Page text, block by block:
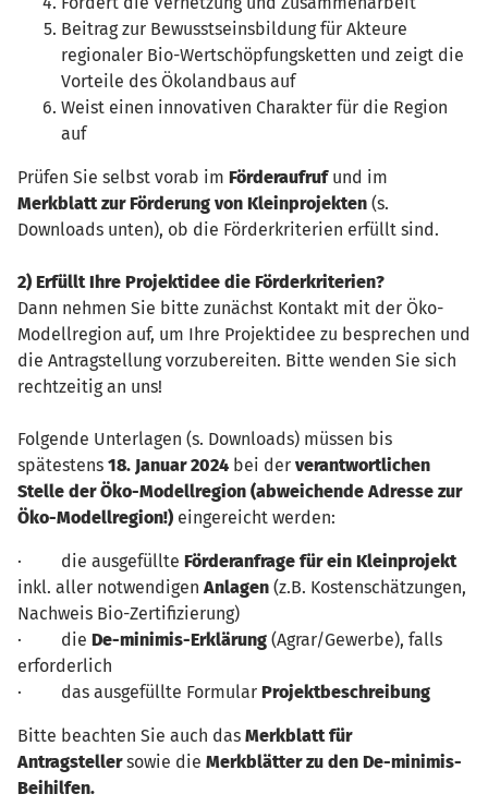
Beitrag zur Bewusstseinsbildung für Akteure
regionaler Bio-Wertschöpfungsketten und zeigt die
Vorteile des Ökolandbaus auf
Weist einen innovativen Charakter für die Region
auf
Prüfen Sie selbst vorab im Förderaufruf und im
Merkblatt zur Förderung von Kleinprojekten (s.
Downloads unten), ob die Förderkriterien erfüllt sind.
2) Erfüllt Ihre Projektidee die Förderkriterien?
Dann nehmen Sie bitte zunächst Kontakt mit der Öko-
Modellregion auf, um Ihre Projektidee zu besprechen und
die Antragstellung vorzubereiten. Bitte wenden Sie sich
rechtzeitig an uns!
Folgende Unterlagen (s. Downloads) müssen bis
spätestens 18. Januar 2024 bei der verantwortlichen
Stelle der Öko-Modellregion (abweichende Adresse zur
Öko-Modellregion!) eingereicht werden:
· die ausgefüllte Förderanfrage für ein Kleinprojekt
inkl. aller notwendigen Anlagen (z.B. Kostenschätzungen,
Nachweis Bio-Zertifizierung)
· die De-minimis-Erklärung (Agrar/Gewerbe), falls
erforderlich
· das ausgefüllte Formular Projektbeschreibung
Bitte beachten Sie auch das Merkblatt für
Antragstellersowie die Merkblätter zu den De-minimis-
Beihilfen.